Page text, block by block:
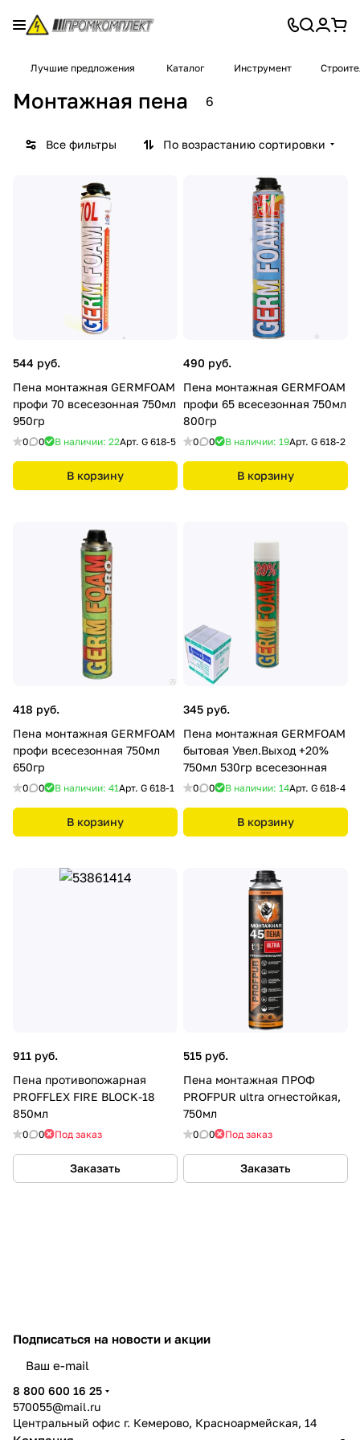
Лучшие предложения Каталог Инструмент
Монтажная пена 6
Все фильтры По возрастанию сортировки
544 руб.
Пена монтажная GERMFOAM
профи 70 всесезонная 750мл
950гр
0 0 В наличии: 22Арт. G 618-5
В корзину
490 руб.
Пена монтажная GERMFOAM
профи 65 всесезонная 750мл
800гр
0 0 В наличии: 19Арт. G 618-2
В корзину
418 руб.
Пена монтажная GERMFOAM
профи всесезонная 750мл
650гр
0 0 В наличии: 41Арт. G 618-1
В корзину
345 руб.
Пена монтажная GERMFOAM
бытовая Увел.Выход +20%
750мл 530гр всесезонная
0 0 В наличии: 14Арт. G 618-4
В корзину
911 руб.
Пена противопожарная
PROFFLEX FIRE BLOCK-18
850мл
0 0 Под заказ
Заказать
515 руб.
Пена монтажная ПРОФ
PROFPUR ultra огнестойкая,
750мл
0 0 Под заказ
Заказать
Подписаться на новости и акции
8 800 600 16 25
570055@mail.ru
Центральный офис г. Кемерово, Красноармейская, 14